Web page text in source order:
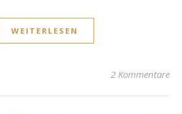
WEITERLESEN
2 Kommentare